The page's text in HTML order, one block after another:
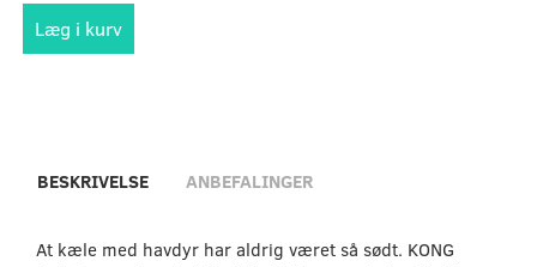
Læg i kurv
BESKRIVELSE ANBEFALINGER
At kæle med havdyr har aldrig været så sødt. KONG